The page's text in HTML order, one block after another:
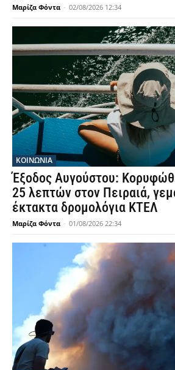
Μαρίζα Φόντα - 02/08/2026 12:34
ΚΟΙΝΩΝΙΑ
Έξοδος Αυγούστου:
25 λεπτών στον Πειραιά,
έκτακτα δρομολόγια ΚΤΕΛ
Μαρίζα Φόντα - 01/08/2026 22:34